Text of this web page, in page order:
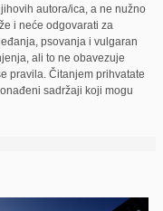
autora/ica, a ne nužno
i neće odgovarati za
psovanja i vulgaran
ali to ne obavezuje
pravila. Čitanjem prihvatate
sadržaji koji mogu